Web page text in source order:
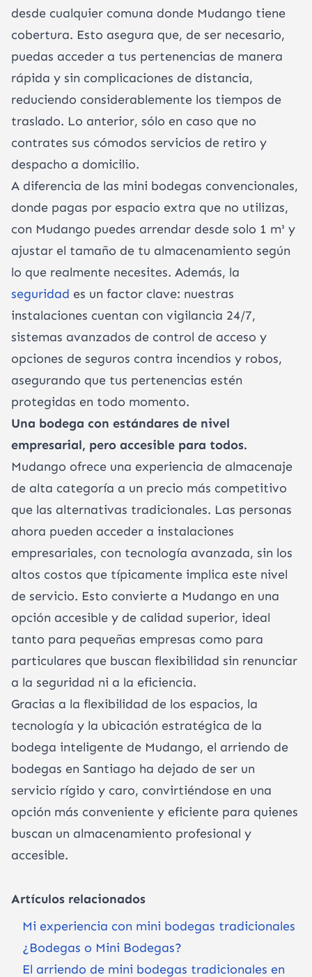
desde cualquier comuna donde Mudango tiene
cobertura. Esto asegura que, de ser necesario,
puedas acceder a tus pertenencias de manera
rápida y sin complicaciones de distancia,
reduciendo considerablemente los tiempos de
traslado. Lo anterior, sólo en caso que no
contrates sus cómodos servicios de retiro y
despacho a domicilio.
A diferencia de las mini bodegas convencionales,
donde pagas por espacio extra que no utilizas,
con Mudango puedes arrendar desde solo 1 m³ y
ajustar el tamaño de tu almacenamiento según
lo que realmente necesites. Además, la
seguridad es un factor clave: nuestras
instalaciones cuentan con vigilancia 24/7,
sistemas avanzados de control de acceso y
opciones de seguros contra incendios y robos,
asegurando que tus pertenencias estén
protegidas en todo momento.
Una bodega con estándares de nivel
empresarial, pero accesible para todos.
Mudango ofrece una experiencia de almacenaje
de alta categoría a un precio más competitivo
que las alternativas tradicionales. Las personas
ahora pueden acceder a instalaciones
empresariales, con tecnología avanzada, sin los
altos costos que típicamente implica este nivel
de servicio. Esto convierte a Mudango en una
opción accesible y de calidad superior, ideal
tanto para pequeñas empresas como para
particulares que buscan flexibilidad sin renunciar
a la seguridad ni a la eficiencia.
Gracias a la flexibilidad de los espacios, la
tecnología y la ubicación estratégica de la
bodega inteligente de Mudango, el arriendo de
bodegas en Santiago ha dejado de ser un
servicio rígido y caro, convirtiéndose en una
opción más conveniente y eficiente para quienes
buscan un almacenamiento profesional y
accesible.
Artículos relacionados
Mi experiencia con mini bodegas tradicionales
¿Bodegas o Mini Bodegas?
El arriendo de mini bodegas tradicionales en